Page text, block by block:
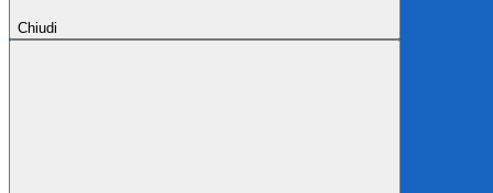
Chiudi